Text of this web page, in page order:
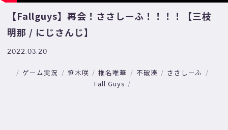
【Fallguys】再会！ささしーふ！！！！【三枝
明那 / にじさんじ】
2022.03.20
ゲーム実況 笹木咲 椎名唯華 不破湊
ささしーふ
Fall Guys